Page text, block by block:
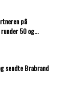
på
50 og...
sendte Brabrand